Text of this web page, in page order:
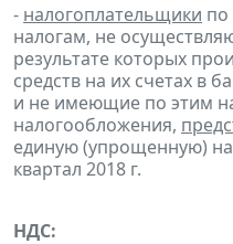
- налогоплательщики по
налогам, не
результате которых
средств на их счетах в
и не имеющие по этим
налогообложения,
единую (упрощенную)
квартал 2018 г.
НДС: